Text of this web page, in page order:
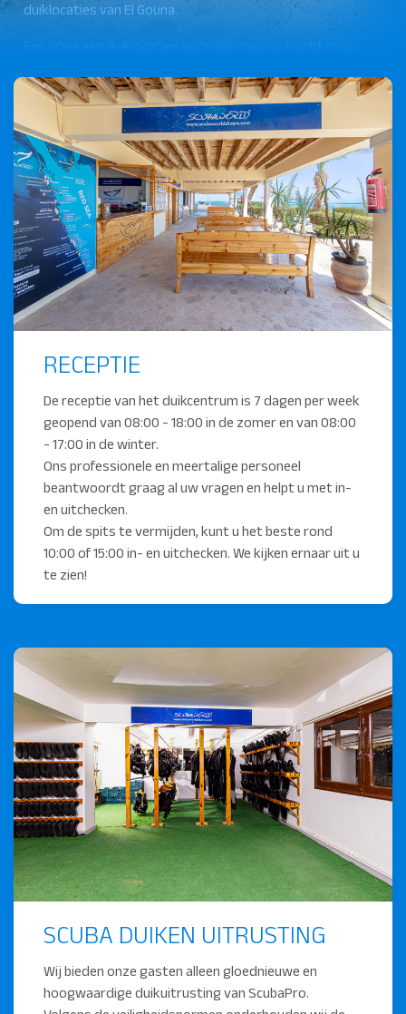
duiklocaties van El Gouna.
en hun kleine bewoners tot drop-offs en driftduiken met
kans op grote vissen.
RECEPTIE
De receptie van het duikcentrum is 7 dagen per week
geopend van 08:00 - 18:00 in de zomer en van 08:00
- 17:00 in de winter.
Ons professionele en meertalige personeel
beantwoordt graag al uw vragen en helpt u met in-
en uitchecken.
Om de spits te vermijden, kunt u het beste rond
10:00 of 15:00 in- en uitchecken. We kijken ernaar uit u
te zien!
SCUBA DUIKEN UITRUSTING
Wij bieden onze gasten alleen gloednieuwe en
hoogwaardige duikuitrusting van ScubaPro.